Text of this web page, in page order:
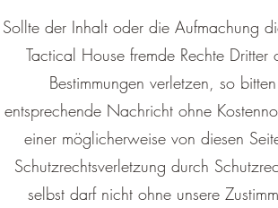
Sollte der Inhalt oder die Aufmachung
Tactical House fremde Rechte Dritter
Bestimmungen verletzen, so
entsprechende Nachricht ohne
einer möglicherweise von diesen
Schutzrechtsverletzung durch
selbst darf nicht ohne unsere